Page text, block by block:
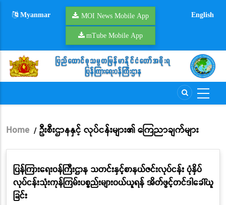
Myanmar MOI News Mobile App
mTube Mobile App
English
Breadcrumb
Home / ဦးစီးဌာနနှင့် လုပ်ငန်းများ၏ ကြေညာချက်များ
ပြန်ကြားရေးဝန်ကြီးဌာန သတင်းနှင့်စာနယ်ဇင်းလုပ်ငန်း ပုံနှိပ်
လုပ်ငန်းသုံးကုန်ကြမ်းပစ္စည်းများဝယ်ယူရန် အိတ်ဖွင့်တင်ဒါခေါ်ယူ
ခြင်း